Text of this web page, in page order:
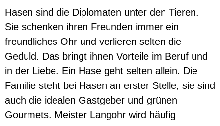
Hasen sind die Diplomaten unter den Tieren.
Sie schenken ihren Freunden immer ein
freundliches Ohr und verlieren selten die
Geduld. Das bringt ihnen Vorteile im Beruf und
in der Liebe. Ein Hase geht selten allein. Die
Familie steht bei Hasen an erster Stelle, sie sind
auch die idealen Gastgeber und grünen
Gourmets. Meister Langohr wird häufig